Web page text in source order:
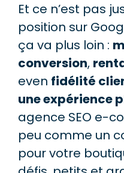
Et ce n’est pas
position sur
ça va plus loin :
conversion,
even fidélité
une expérience
agence SEO e-
peu comme un
pour votre